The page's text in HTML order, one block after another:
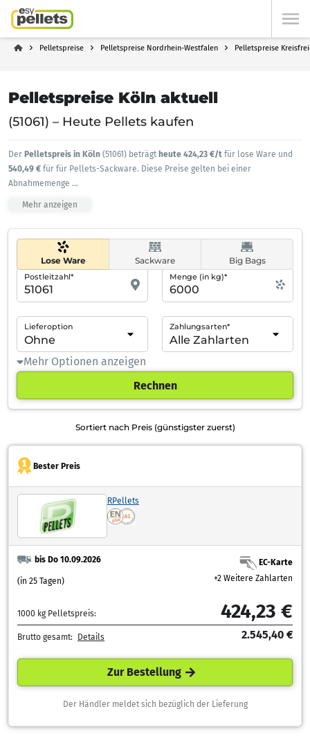
Pelletspreise Pelletspreise Nordrhein-Westfalen Pelletspreise
Pelletspreise Köln aktuell
(51061) – Heute Pellets kaufen
Der Pelletspreis in Köln (51061) beträgt heute 424,23 €/t für lose Ware und
540,49 € für für Pellets-Sackware. Diese Preise gelten bei einer
Abnahmemenge ...
Mehr anzeigen
Lose Ware Sackware Big Bags
Postleitzahl* Menge (in kg)*
Lieferoption Zahlungsarten*
Mehr Optionen anzeigen
Rechnen
Sortiert nach Preis (günstigster zuerst)
Bester Preis
RPellets
bis Do 10.09.2026
(in 25 Tagen)
EC-Karte
+2 Weitere Zahlarten
1000 kg Pelletspreis: 424,23 €
Brutto gesamt: Details 2.545,40 €
Zur Bestellung
Der Händler meldet sich bezüglich der Lieferung